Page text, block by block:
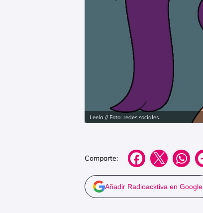
Leela // Foto: redes sociales
Comparte:
Añadir Radioacktiva en Google